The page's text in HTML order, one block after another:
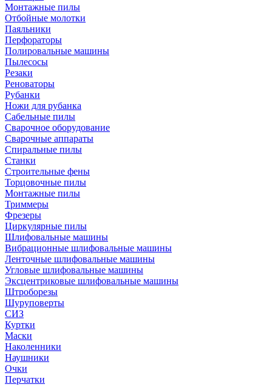
Монтажные пилы
Отбойные молотки
Паяльники
Перфораторы
Полировальные машины
Пылесосы
Резаки
Реноваторы
Рубанки
Ножи для рубанка
Сабельные пилы
Сварочное оборудование
Сварочные аппараты
Спиральные пилы
Станки
Строительные фены
Торцовочные пилы
Монтажные пилы
Триммеры
Фрезеры
Циркулярные пилы
Шлифовальные машины
Вибрационные шлифовальные машины
Ленточные шлифовальные машины
Угловые шлифовальные машины
Эксцентриковые шлифовальные машины
Штроборезы
Шуруповерты
СИЗ
Куртки
Маски
Наколенники
Наушники
Очки
Перчатки